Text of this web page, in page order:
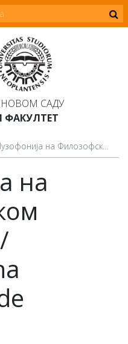
НОВОМ САДУ
на Филозофском факултету / Lusofonia na Faculdade de Filosofia
на